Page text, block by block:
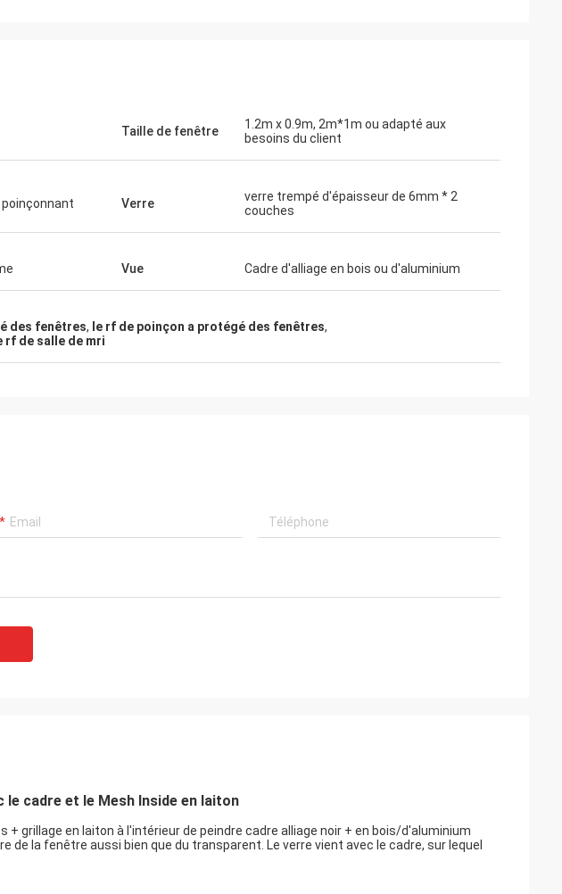
Taille de fenêtre
1.2m x 0.9m, 2m*1m ou adapté aux
besoins du client
poinçonnant Verre
verre trempé d'épaisseur de 6mm * 2
couches
Vue Cadre d'alliage en bois ou d'aluminium
des fenêtres, le rf de poinçon a protégé des fenêtres,
rf de salle de mri
cadre et le Mesh Inside en laiton
grillage en laiton à l'intérieur de peindre cadre alliage noir + en bois/d'aluminium
la fenêtre aussi bien que du transparent. Le verre vient avec le cadre, sur lequel